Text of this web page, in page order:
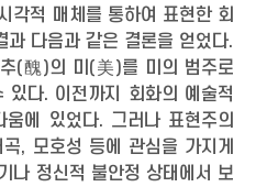
각적 매체를 통하여 표현한 회
과 다음과 같은 결론을 얻었다.
(醜)의 미(美)를 미의 범주로
다. 이전까지 회화의 예술적
움에 있었다. 그러나 표현주의
, 모호성 등에 관심을 가지게
나 정신적 불안정 상태에서 보